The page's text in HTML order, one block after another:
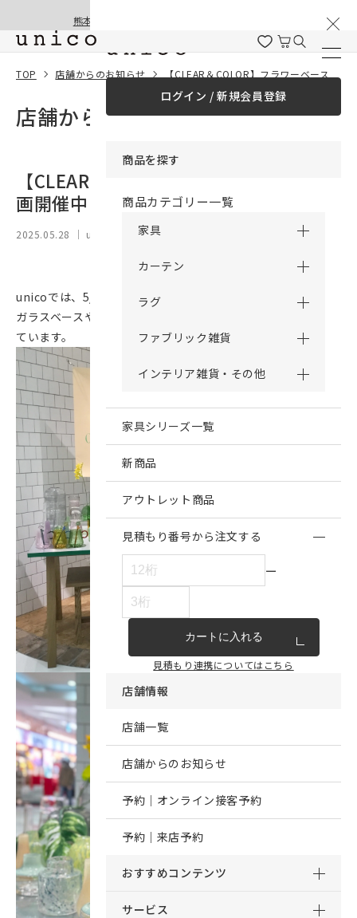
熊本地震の影響による配送遅延と停止について
ログイン / 新規会員登録
商品を探す
商品カテゴリー一覧
家具
カーテン
ラグ
ファブリック雑貨
インテリア雑貨・その他
家具シリーズ一覧
新商品
アウトレット商品
見積もり番号から注文する
ー
カートに入れる
見積もり連携についてはこちら
店舗情報
店舗一覧
店舗からのお知らせ
予約｜オンライン接客予約
予約｜来店予約
おすすめコンテンツ
サービス
TOP 店舗からのお知らせ 【CLEAR＆COLOR】フラワーベース企画開催中！
店舗からのお知らせ
【CLEAR＆COLOR】フラワーベース企
画開催中！
2025.05.28 ｜ unico loom 青森
unicoでは、5/23(金)～6/19(木)の期間中、
ガラスベースやマグカップなど沢山のガラスアイテムを特集し
ています。